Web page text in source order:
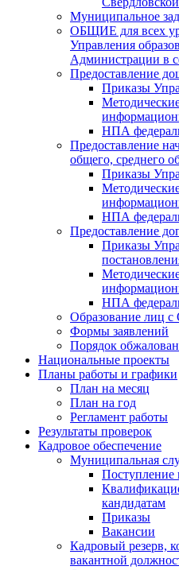
Муниципальное
ОБЩИЕ для всех
Управления
Администрации в
Предоставление
Приказы
НПА
Предоставление
общего, среднего
Приказы
НПА
Предоставление
Приказы
НПА
Образование лиц
Формы заявлений
Порядок
Национальные проекты
Планы работы и графики
План на месяц
План на год
Регламент работы
Результаты проверок
Кадровое обеспечение
Муниципальная
кандидатам
Приказы
Вакансии
Кадровый резерв,
вакантной